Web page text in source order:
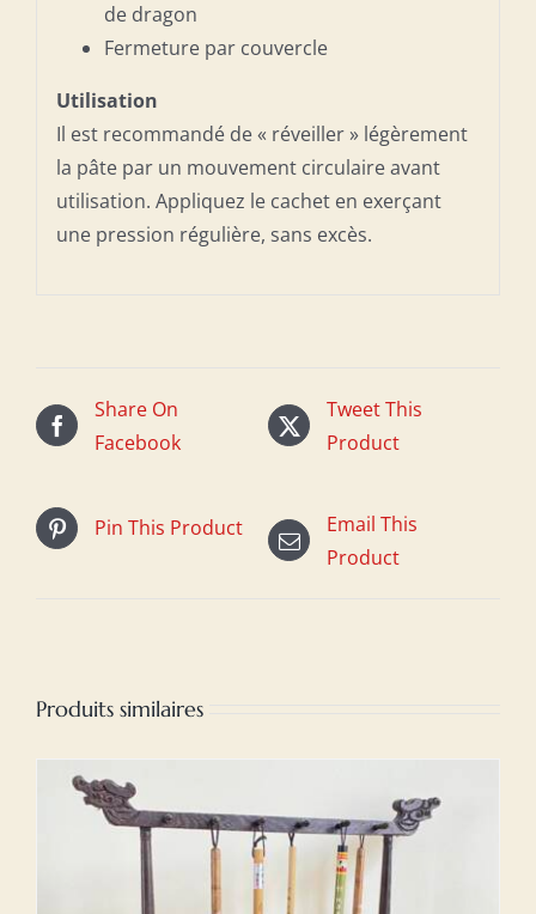
de dragon
Fermeture par couvercle
Utilisation
Il est recommandé de « réveiller » légèrement
la pâte par un mouvement circulaire avant
utilisation. Appliquez le cachet en exerçant
une pression régulière, sans excès.
Share On
Facebook
Tweet This
Product
Pin This Product
Email This
Product
Produits similaires